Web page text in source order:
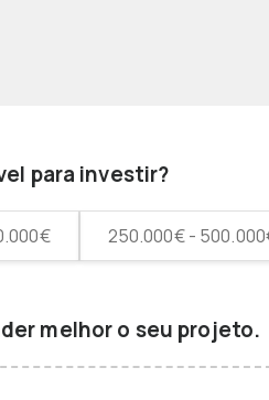
para investir?
250.000€ -
melhor o seu projeto.